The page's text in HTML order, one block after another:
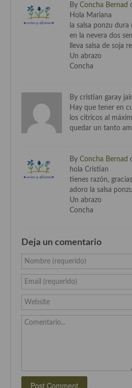
Cocina de Madagascar
Cocina Africana
Cocina Sudafrinaca
Cocina del Congo
Cocina Yoshoku
Cocina callejera
Cocinas de España
Cocina Aragonesa
Cocina Canaria
Cocina Castellana
Cocina Castilla – La Mancha
Cocina Gallega
By Concha Bernad
Hola Mariana
la salsa ponzu
en la nevera dos
lleva salsa de soja
Un abrazo
Concha
By cristian garay
Hay que tener en
los citricos al
quedar un tanto
By Concha Bernad
hola Cristian
tienes razón,
adoro la salsa
Un abrazo
Concha
Deja un comentario
Nombre (requerido)
Email (requerido)
Website
Comentario...